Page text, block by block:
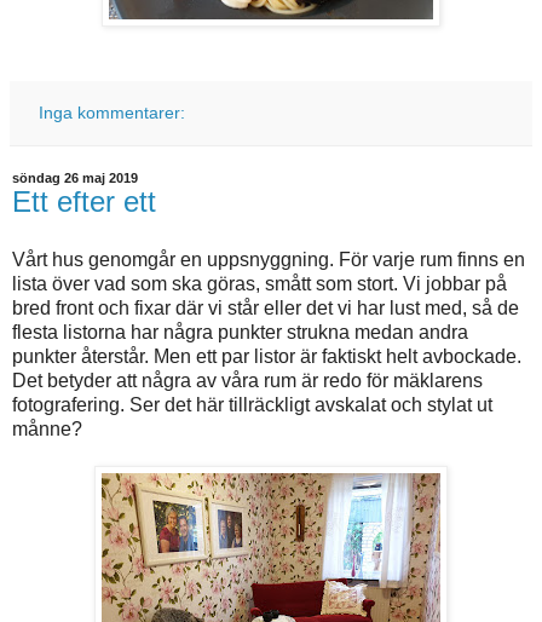
Inga kommentarer:
söndag 26 maj 2019
Ett efter ett
Vårt hus genomgår en uppsnyggning. För varje rum finns en
lista över vad som ska göras, smått som stort. Vi jobbar på
bred front och fixar där vi står eller det vi har lust med, så de
flesta listorna har några punkter strukna medan andra
punkter återstår. Men ett par listor är faktiskt helt avbockade.
Det betyder att några av våra rum är redo för mäklarens
fotografering. Ser det här tillräckligt avskalat och stylat ut
månne?